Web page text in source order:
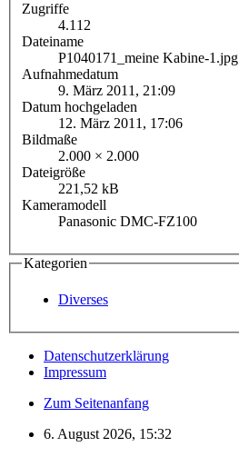
Zugriffe
4.112
Dateiname
P1040171_meine Kabine-1.jpg
Aufnahmedatum
9. März 2011, 21:09
Datum hochgeladen
12. März 2011, 17:06
Bildmaße
2.000 × 2.000
Dateigröße
221,52 kB
Kameramodell
Panasonic DMC-FZ100
Kategorien
Diverses
Datenschutzerklärung
Impressum
Zum Seitenanfang
6. August 2026, 15:32